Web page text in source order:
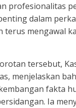
profesionalitas
dalam
terus mengawal
tersebut,
menjelaskan
fakta
Ia